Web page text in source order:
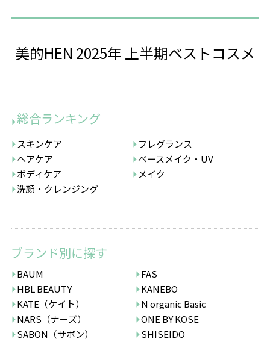
美的HEN 2025年 上半期ベストコスメ
総合ランキング
スキンケア
フレグランス
ヘアケア
ベースメイク・UV
ボディケア
メイク
洗顔・クレンジング
ブランド別に探す
BAUM
FAS
HBL BEAUTY
KANEBO
KATE（ケイト）
N organic Basic
NARS（ナーズ）
ONE BY KOSE
SABON（サボン）
SHISEIDO